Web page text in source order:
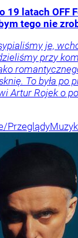
19 latach OFF
tego nie
je,
przy
To była po
Artur Rojek o
Przeglądy